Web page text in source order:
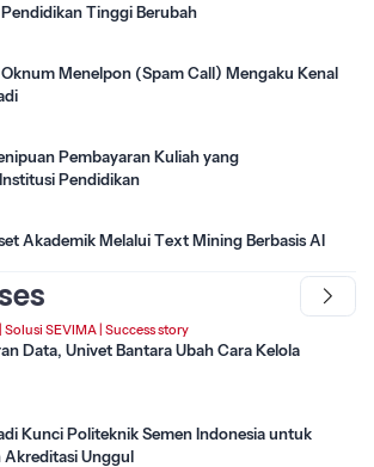
Tinggi Berubah
Menelpon (Spam Call) Mengaku Kenal
Pembayaran Kuliah yang
Pendidikan
Akademik Melalui Text Mining Berbasis AI
| Solusi SEVIMA | Success story
Data, Univet Bantara Ubah Cara Kelola
Kunci Politeknik Semen Indonesia untuk
Unggul